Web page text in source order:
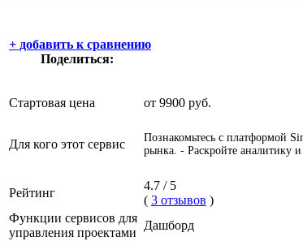
+ добавить к сравнению
Поделиться:
Стартовая цена от 9900 руб.
Для кого этот сервис
Познакомьтесь с платформой
рынка. - Раскройте аналитику
Рейтинг
4.7 / 5
( 3 отзывов )
Функции сервисов для
управления проектами
Дашборд